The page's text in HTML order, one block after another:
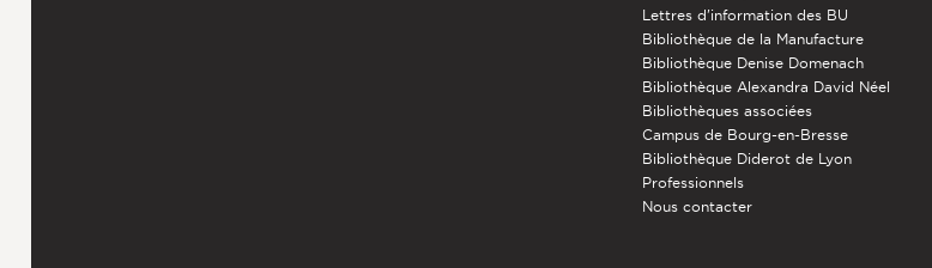
Lettres d'information des BU
Bibliothèque de la Manufacture
Bibliothèque Denise Domenach
Bibliothèque Alexandra David Néel
Bibliothèques associées
Campus de Bourg-en-Bresse
Bibliothèque Diderot de Lyon
Professionnels
Nous contacter